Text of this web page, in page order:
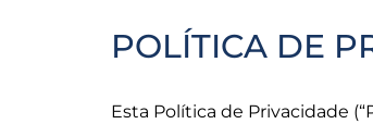
POLÍTICA DE
Esta Política de Privacidade